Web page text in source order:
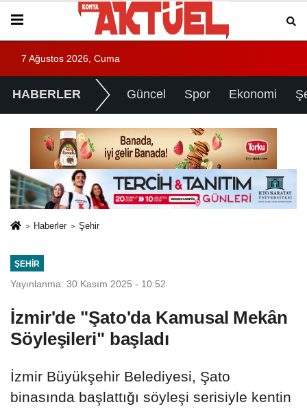
7 Ağustos 2026, Cuma
HABERLER Güncel Spor Ekonomi
Haberler Şehir
ŞEHIR
Yayınlanma: 30 Kasım 2025 - 10:52
İzmir'de "Şato'da Kamusal Mekân
Söyleşileri" başladı
İzmir Büyükşehir Belediyesi, Şato
binasında başlattığı söyleşi serisiyle kentin